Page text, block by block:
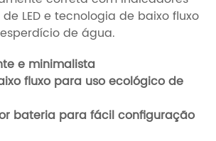
LED e tecnologia de baixo fluxo
de água.
e minimalista
fluxo para uso ecológico de
bateria para fácil configuração